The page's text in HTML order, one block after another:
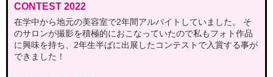
CONTEST 2022
在学中から地元の美容室で2年間アルバイトしていました。
そ
のサロンが撮影を積極的におこなっていたので私もフォト作品
に興味を持ち、 2年生半ばに出展したコンテストで入賞する事が
できました！